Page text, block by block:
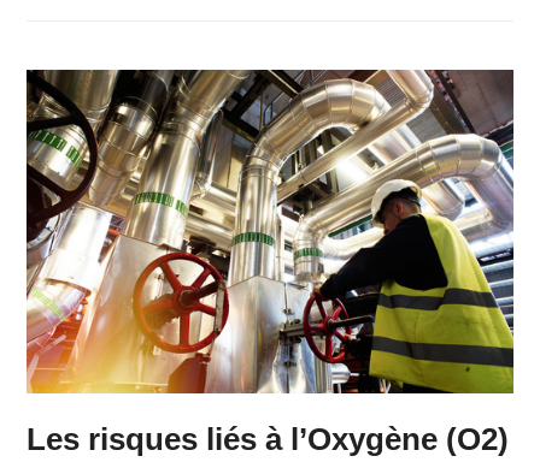
Les risques liés à l’Oxygène (O2)